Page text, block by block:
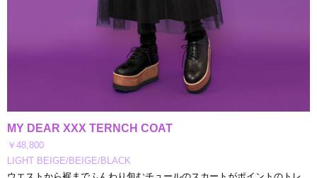
MY DEAR XXX TERNCH COAT
￥48,800
LIGHT BEIGE/BEIGE/BLACK